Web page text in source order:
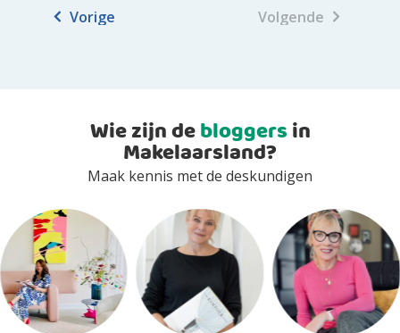
Vorige Volgende
Wie zijn debloggersin
Makelaarsland?
Maak kennis met de deskundigen